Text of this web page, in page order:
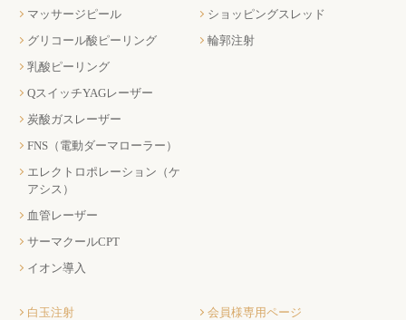
マッサージピール
グリコール酸ピーリング
乳酸ピーリング
QスイッチYAGレーザー
炭酸ガスレーザー
FNS（電動ダーマローラー）
エレクトロポレーション（ケ
アシス）
血管レーザー
サーマクールCPT
イオン導入
ショッピングスレッド
輪郭注射
白玉注射 会員様専用ページ